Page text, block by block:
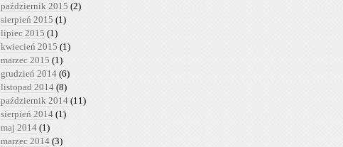
październik 2015 (2)
sierpień 2015 (1)
lipiec 2015 (1)
kwiecień 2015 (1)
marzec 2015 (1)
grudzień 2014 (6)
listopad 2014 (8)
październik 2014 (11)
sierpień 2014 (1)
maj 2014 (1)
marzec 2014 (3)